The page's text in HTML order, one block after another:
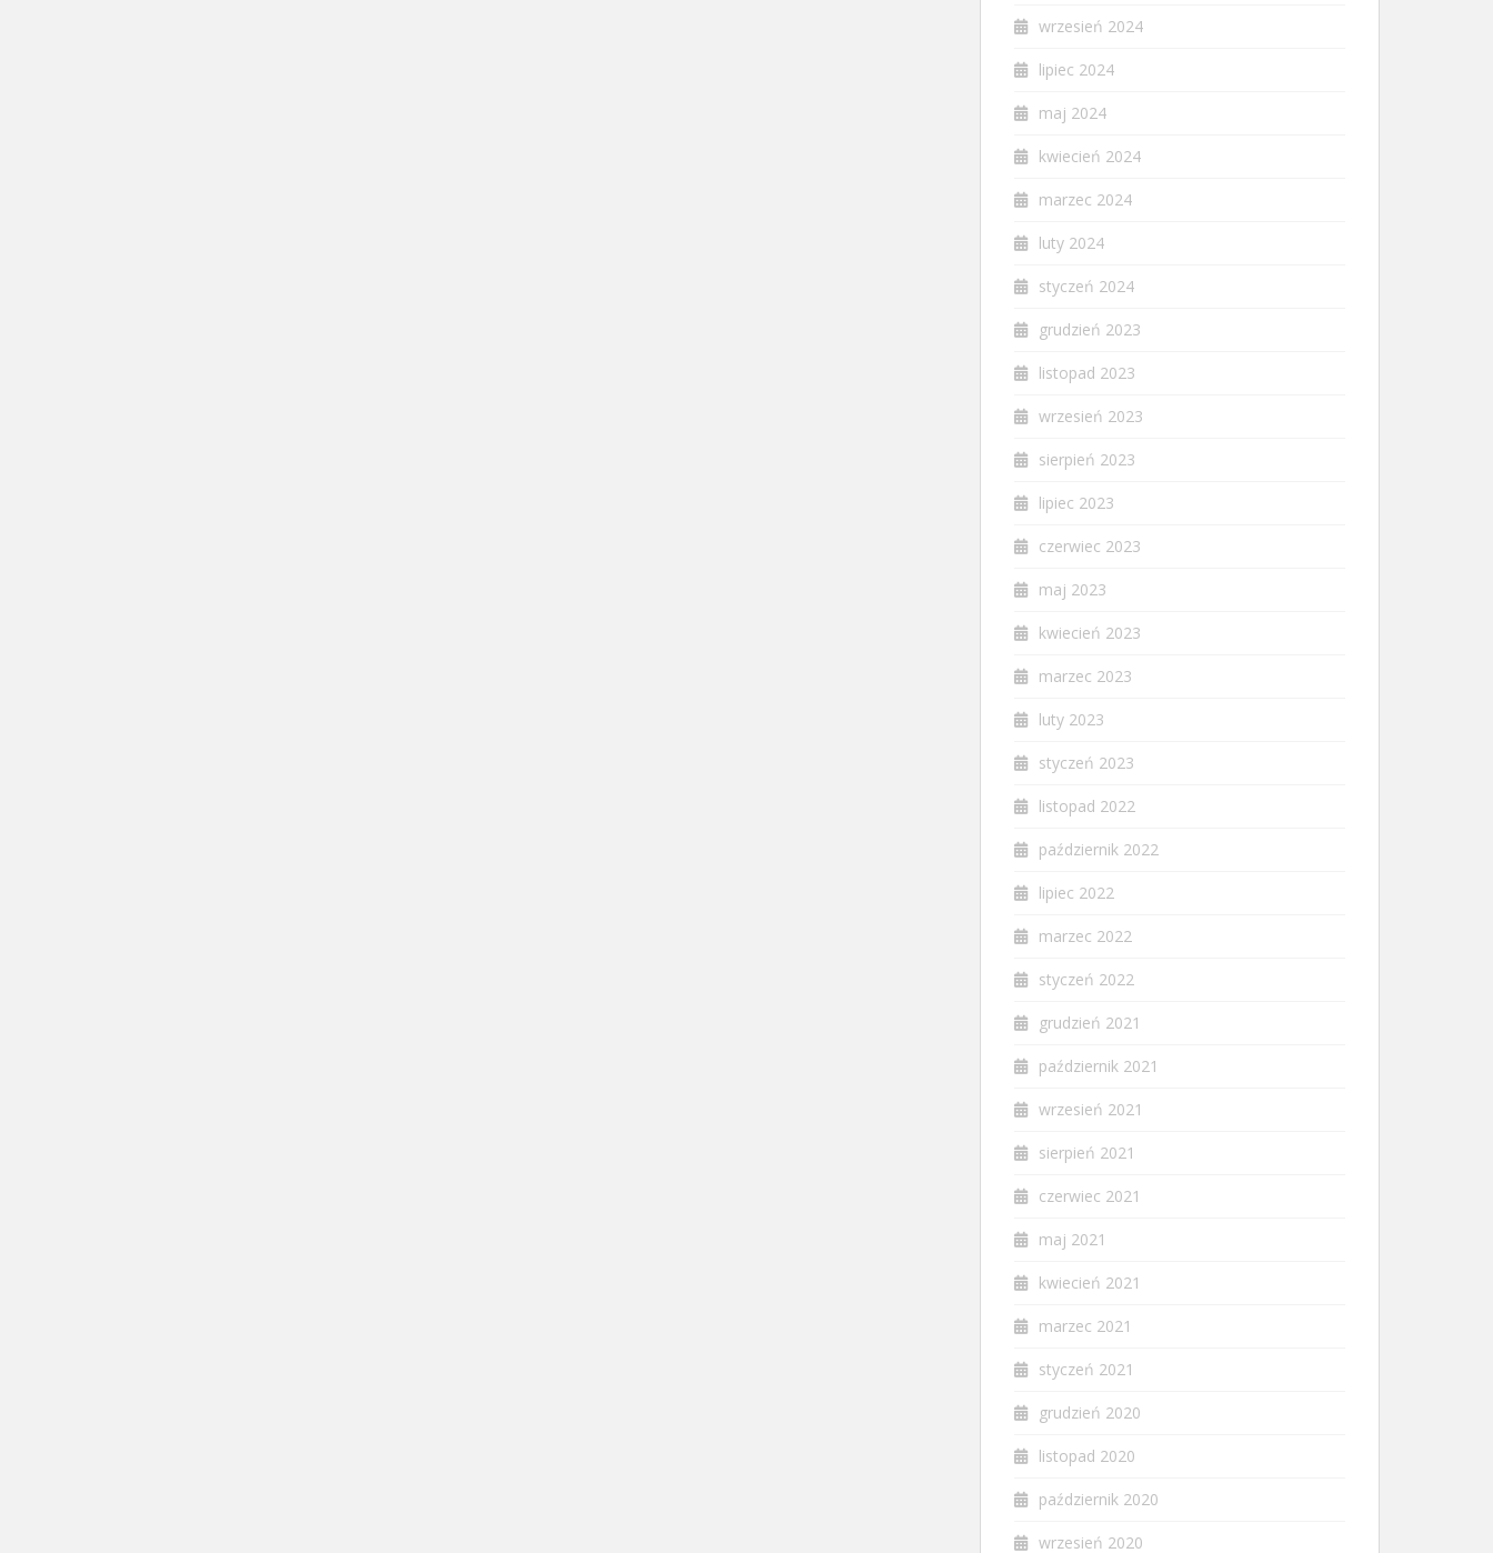
wrzesień 2024
lipiec 2024
maj 2024
kwiecień 2024
marzec 2024
luty 2024
styczeń 2024
grudzień 2023
listopad 2023
wrzesień 2023
sierpień 2023
lipiec 2023
czerwiec 2023
maj 2023
kwiecień 2023
marzec 2023
luty 2023
styczeń 2023
listopad 2022
październik 2022
lipiec 2022
marzec 2022
styczeń 2022
grudzień 2021
październik 2021
wrzesień 2021
sierpień 2021
czerwiec 2021
maj 2021
kwiecień 2021
marzec 2021
styczeń 2021
grudzień 2020
listopad 2020
październik 2020
wrzesień 2020